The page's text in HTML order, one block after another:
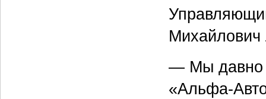
Михайлович
— Мы давно
«Альфа-